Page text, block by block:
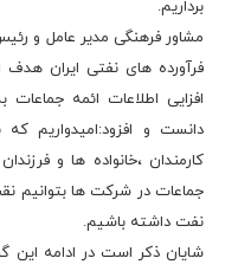
برداریم.
مشاور فرهنگی مدیر عامل و
فرآورده های نفتی ایران هدف
افزایی اطلاعات ائمه
دانست و افزود:امیدواریم
کارمندان ،خانواده ها و
جماعات در شرکت ها بتوانیم
نفت داشته باشیم.
شایان ذکر است در ادامه این